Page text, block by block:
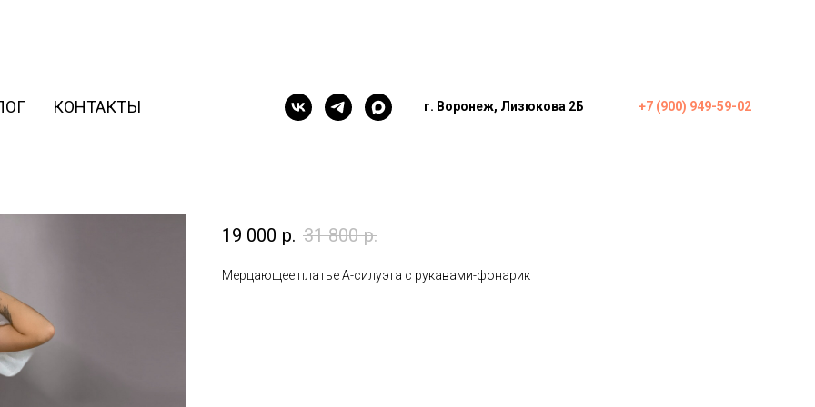
КОНТАКТЫ г. Воронеж, Лизюкова 2Б +7 (900) 949-59-02
19 000 р. 31 800 р.
Мерцающее платье А-силуэта с рукавами-фонарик